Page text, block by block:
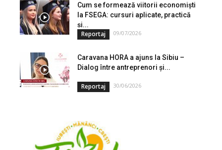
Cum se formează viitorii economiști
la FSEGA: cursuri aplicate, practică
și...
Reportaj 09/07/2026
Caravana HORA a ajuns la Sibiu –
Dialog între antreprenori și...
Reportaj 30/06/2026